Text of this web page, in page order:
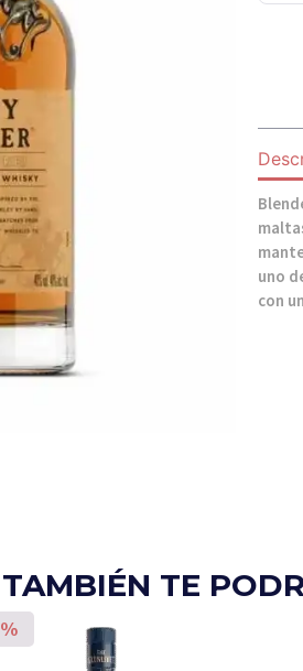
uno
con
TAMBIÉN TE